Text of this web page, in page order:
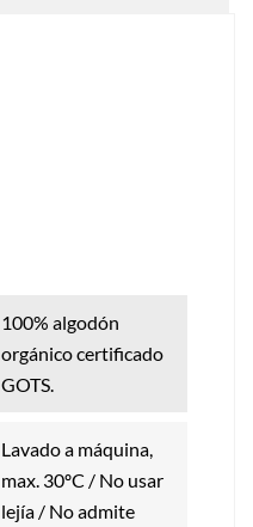
100% algodón
orgánico certificado
GOTS.
Lavado a máquina,
max. 30ºC / No usar
lejía / No admite